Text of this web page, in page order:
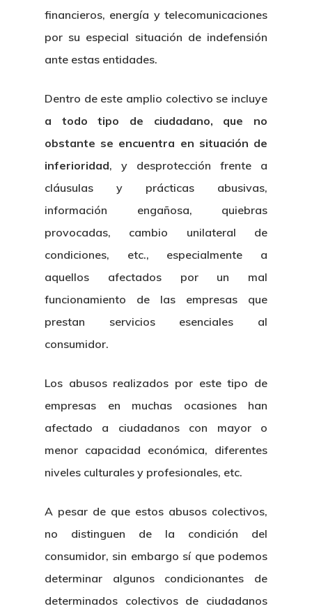
financieros, energía y telecomunicaciones
por su especial situación de indefensión
ante estas entidades.
Dentro de este amplio colectivo se incluye
a todo tipo de ciudadano, que no
obstante se encuentra en situación de
inferioridad, y desprotección frente a
cláusulas y prácticas abusivas,
información engañosa, quiebras
provocadas, cambio unilateral de
condiciones, etc., especialmente a
aquellos afectados por un mal
funcionamiento de las empresas que
prestan servicios esenciales al
consumidor.
Los abusos realizados por este tipo de
empresas en muchas ocasiones han
afectado a ciudadanos con mayor o
menor capacidad económica, diferentes
niveles culturales y profesionales, etc.
A pesar de que estos abusos colectivos,
no distinguen de la condición del
consumidor, sin embargo sí que podemos
determinar algunos condicionantes de
determinados colectivos de ciudadanos